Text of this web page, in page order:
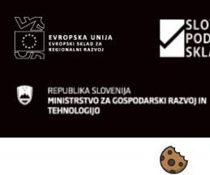
Naložbo je podprl Javni Sklad